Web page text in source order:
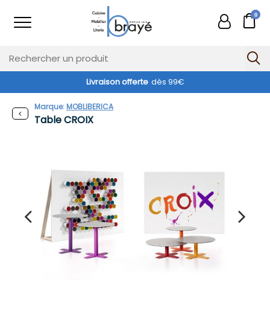
0
Livraison offerte dès 99€
Table CROIX
Marque:MOBLIBERICA